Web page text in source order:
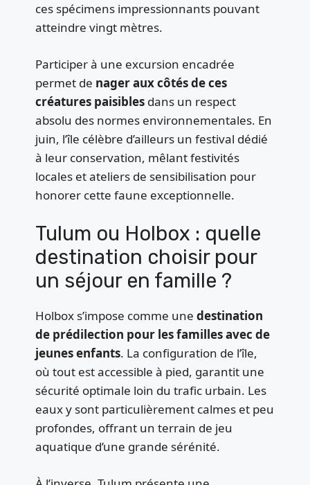
ces spécimens impressionnants pouvant
atteindre vingt mètres.
Participer à une excursion encadrée
permet de nager aux côtés de ces
créatures paisibles dans un respect
absolu des normes environnementales. En
juin, l’île célèbre d’ailleurs un festival dédié
à leur conservation, mêlant festivités
locales et ateliers de sensibilisation pour
honorer cette faune exceptionnelle.
Tulum ou Holbox : quelle
destination choisir pour
un séjour en famille ?
Holbox s’impose comme unedestination
de prédilection pour les familles avec de
jeunes enfants. La configuration de l’île,
où tout est accessible à pied, garantit une
sécurité optimale loin du trafic urbain. Les
eaux y sont particulièrement calmes et peu
profondes, offrant un terrain de jeu
aquatique d’une grande sérénité.